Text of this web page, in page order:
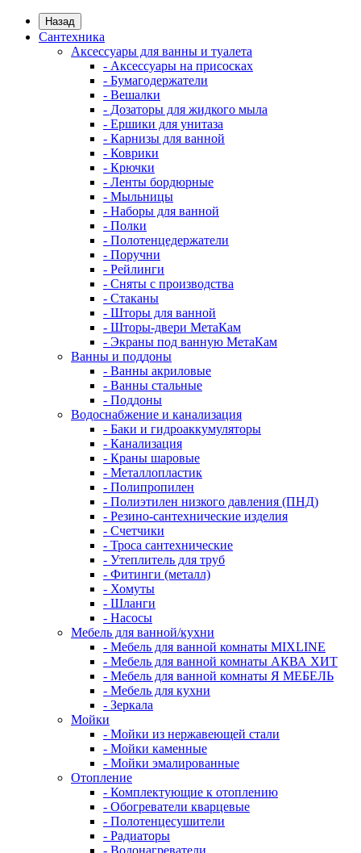
Назад
Сантехника
Аксессуары для ванны и туалета
- Аксессуары на присосках
- Бумагодержатели
- Вешалки
- Дозаторы для жидкого мыла
- Ершики для унитаза
- Карнизы для ванной
- Коврики
- Крючки
- Ленты бордюрные
- Мыльницы
- Наборы для ванной
- Полки
- Полотенцедержатели
- Поручни
- Рейлинги
- Сняты с производства
- Стаканы
- Шторы для ванной
- Шторы-двери МетаКам
- Экраны под ванную МетаКам
Ванны и поддоны
- Ванны акриловые
- Ванны стальные
- Поддоны
Водоснабжение и канализация
- Баки и гидроаккумуляторы
- Канализация
- Краны шаровые
- Металлопластик
- Полипропилен
- Полиэтилен низкого давления (ПНД)
- Резино-сантехнические изделия
- Счетчики
- Троса сантехнические
- Утеплитель для труб
- Фитинги (металл)
- Хомуты
- Шланги
- Насосы
Мебель для ванной/кухни
- Мебель для ванной комнаты MIXLINE
- Мебель для ванной комнаты АКВА ХИТ
- Мебель для ванной комнаты Я МЕБЕЛЬ
- Мебель для кухни
- Зеркала
Мойки
- Мойки из нержавеющей стали
- Мойки каменные
- Мойки эмалированные
Отопление
- Комплектующие к отоплению
- Обогреватели кварцевые
- Полотенцесушители
- Радиаторы
- Водонагреватели